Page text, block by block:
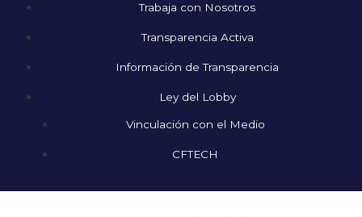
Trabaja con Nosotros
Transparencia Activa
Información de Transparencia
Ley del Lobby
Vinculación con el Medio
CFTECH